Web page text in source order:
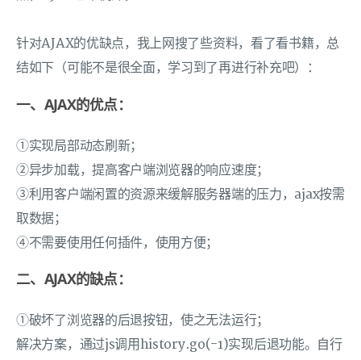
针对AJAX的优缺点，我上网搜了些资料，看了看书籍，总
结如下（可能不是很全面，学习到了再进行补充吧）：
一、AJAX的优点：
①实现局部动态刷新；
②异步加载，提高客户端浏览器的响应速度；
③利用客户端闲置的资源来缓解服务器端的压力，ajax按需
取数据；
④不需要使用任何插件，使用方便；
二、AJAX的缺点：
①破坏了浏览器的后退按钮，使之无法运行；
解决方案，通过js调用history.go(-1)实现后退功能。自行